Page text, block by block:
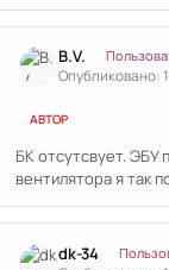
B.V.
Опубликовано:
АВТОР
БК отсутсвует. ЭБУ
вентилятора я так
dk-34